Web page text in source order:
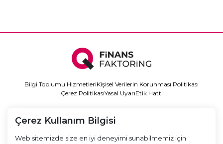
Çerez Kullanım Bilgisi
Web sitemizde size en iyi deneyimi sunabilmemiz için
Bilgi Toplumu HizmetleriKişisel Verilerin Korunması Politikası
Çerez PolitikasıYasal UyarıEtik Hattı
LinkedIn Instagram 0850 888 11 34